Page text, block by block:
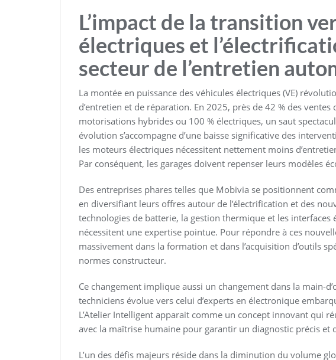
L’impact de la transition
électriques et
secteur de l’entretien
La montée en puissance des véhicules électriques (VE)
d’entretien et de réparation. En 2025, près de 42 % des
motorisations hybrides ou 100 % électriques, un saut
évolution s’accompagne d’une baisse significative des
les moteurs électriques nécessitent nettement moins
Par conséquent, les garages doivent repenser leurs modèles
Des entreprises phares telles que Mobivia se positionnent
en diversifiant leurs offres autour de l’électrification et des
technologies de batterie, la gestion thermique et les interfaces
nécessitent une expertise pointue. Pour répondre à ces
massivement dans la formation et dans l’acquisition d’outils
normes constructeur.
Ce changement implique aussi un changement dans la main-
techniciens évolue vers celui d’experts en électronique
L’Atelier Intelligent apparait comme un concept innovant qui
avec la maîtrise humaine pour garantir un diagnostic précis et
L’un des défis majeurs réside dans la diminution du volume